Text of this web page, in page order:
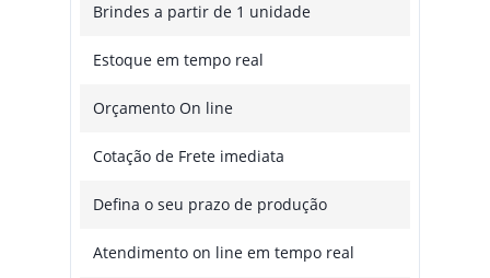
Brindes a partir de 1 unidade
Estoque em tempo real
Orçamento On line
Cotação de Frete imediata
Defina o seu prazo de produção
Atendimento on line em tempo real